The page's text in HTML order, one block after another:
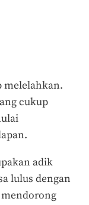
melelahkan.
cukup
adik
lulus dengan